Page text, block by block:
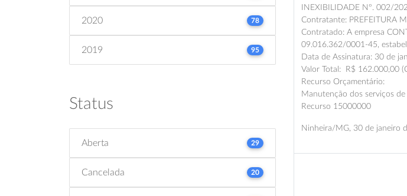
2020 78
2019 95
Status
Aberta 29
Cancelada 20
INEXIBILIDADE Nº. 002/
Contratante: PREFEITURA
Contratado: A empresa
09.016.362/0001-45,
Data de Assinatura: 30 de
Valor Total: R$ 162.000,00
Recurso Orçamentário:
Manutenção dos serviços
Recurso 15000000
Ninheira/MG, 30 de janeiro